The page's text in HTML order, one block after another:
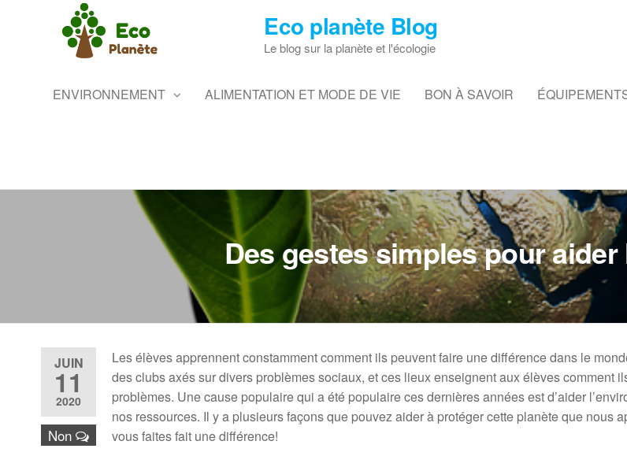
Eco planète Blog
Le blog sur la planète et l'écologie
ENVIRONNEMENT ALIMENTATION ET MODE DE VIE BON À SAVOIR
Des gestes simples pour aider
JUIN
11
2020
Non
Les élèves apprennent constamment comment ils peuvent faire une différence dans le
des clubs axés sur divers problèmes sociaux, et ces lieux enseignent aux élèves comment
problèmes. Une cause populaire qui a été populaire ces dernières années est d’aider
nos ressources. Il y a plusieurs façons que pouvez aider à protéger cette planète que nous
vous faites fait une différence!